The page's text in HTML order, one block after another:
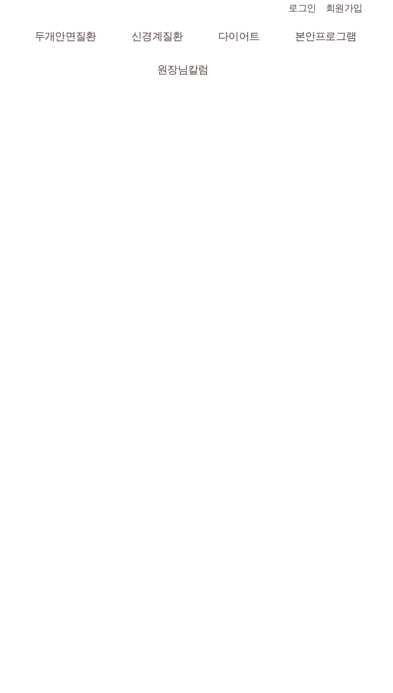
로그인 회원가입
두개안면질환 신경계질환 다이어트 본안프로그램
원장님칼럼